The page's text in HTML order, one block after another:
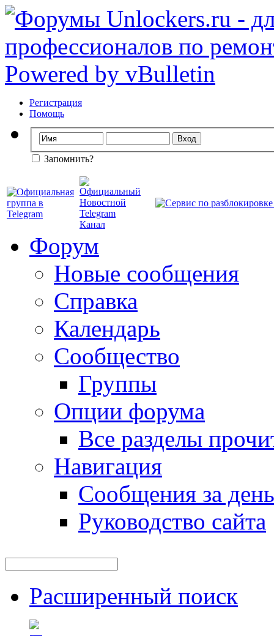
Регистрация
Помощь
Запомнить?
Форум
Новые сообщения
Справка
Календарь
Сообщество
Группы
Опции форума
Все разделы
Навигация
Сообщения за день
Руководство сайта
Расширенный поиск